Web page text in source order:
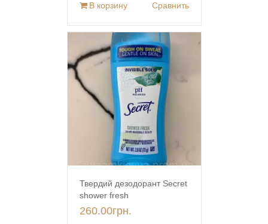
В корзину Сравнить
Твердий дезодорант Secret
shower fresh
260.00грн.